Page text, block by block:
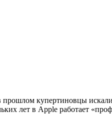
купертиновцы
лет в Apple работает